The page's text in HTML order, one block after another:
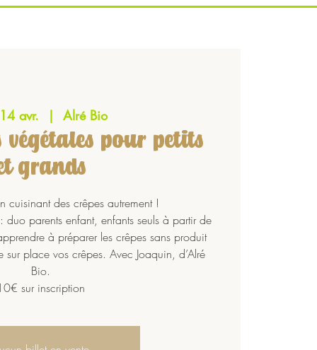
avr.
  |
Alré Bio
végétales pour petits
grands
cuisinant des crêpes autrement !
duo parents enfant, enfants seuls à partir de
à préparer les crêpes sans produit
sur place vos crêpes. Avec Joaquin, d’Alré
Bio.
sur inscription